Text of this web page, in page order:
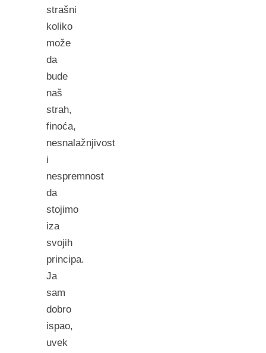
strašni
koliko
može
da
bude
naš
strah,
finoća,
nesnalažnjivost
i
nespremnost
da
stojimo
iza
svojih
principa.
Ja
sam
dobro
ispao,
uvek